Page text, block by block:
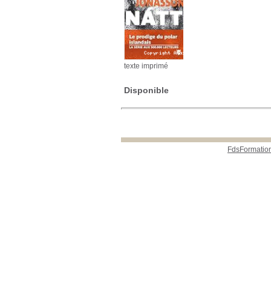
texte imprimé
Disponible